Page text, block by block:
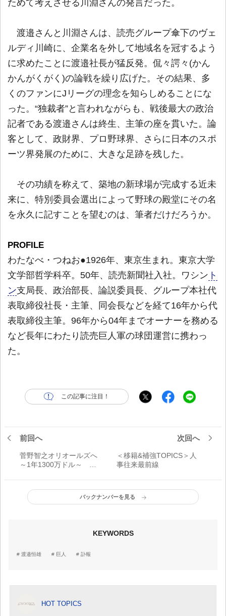
ためて考えさせる川淵さんの発言だった。
渡邉さんと川淵さんは、読売グループ傘下のヴェ
ルディ川崎に、企業名を外して地域名を冠するよう
に求めたことに渡邉社長が猛反発。侃々諤々(かん
かんがくがく)の論戦を繰り広げた。その結果、多
くのファンにJリーグの理念を知らしめることにな
った。“独裁者”と言われながらも、戦後最大の政治
記者である渡邉さんは終生、主筆の座を貫いた。論
客として、政財界、プロ野球界、さらに日本のスポ
ーツ界発展のために、大きな足跡を残した。
その功績を称えて、築地の新球場が完成する近未
来に、特別委員会選出によって野球の殿堂にその名
を永久に記すことを望むのは、筆者だけだろうか。
PROFILE
わたなべ・つねお●1926年、東京生まれ。東京大学
文学部哲学科卒。50年、読売新聞社入社。ワシン ト
ン支局長、政治部長、論説委員長、グループ本社代
表取締役社長・主筆、同会長などを経て16年から代
表取締役主筆。96年から04年までオーナーを務める
など長年にわたり読売巨人軍の球団運営に携わっ
た。
この記事に注目！
前回へ
菅野智之オリオールズへ
～1年1300万ドル～ 巨
次回へ
＜移籍&補強TOPICS＞人
事往来最前線
バックナンバーを見る
KEYWORDS
渡邉恒雄 巨人 訃報
HOT TOPICS